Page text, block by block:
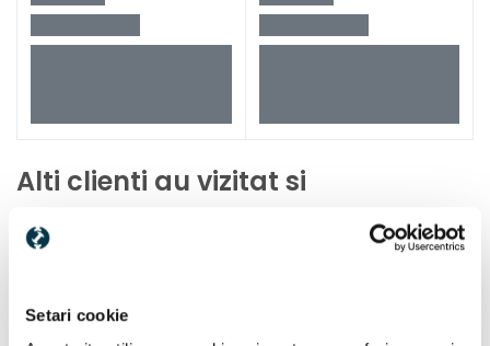
Setari cookie
Alti clienti au vizitat si